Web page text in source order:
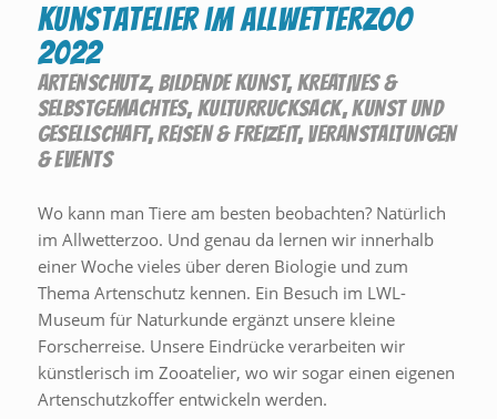
Kunstatelier im Allwetterzoo
2022
ARTENSCHUTZ,BILDENDE KUNST, KREATIVES &
SELBSTGEMACHTES, KULTURRUCKSACK,KUNST UND
GESELLSCHAFT,REISEN & FREIZEIT, VERANSTALTUNGEN
& EVENTS
Wo kann man Tiere am besten beobachten? Natürlich
im Allwetterzoo. Und genau da lernen wir innerhalb
einer Woche vieles über deren Biologie und zum
Thema Artenschutz kennen. Ein Besuch im LWL-
Museum für Naturkunde ergänzt unsere kleine
Forscherreise. Unsere Eindrücke verarbeiten wir
künstlerisch im Zooatelier, wo wir sogar einen eigenen
Artenschutzkoffer entwickeln werden.